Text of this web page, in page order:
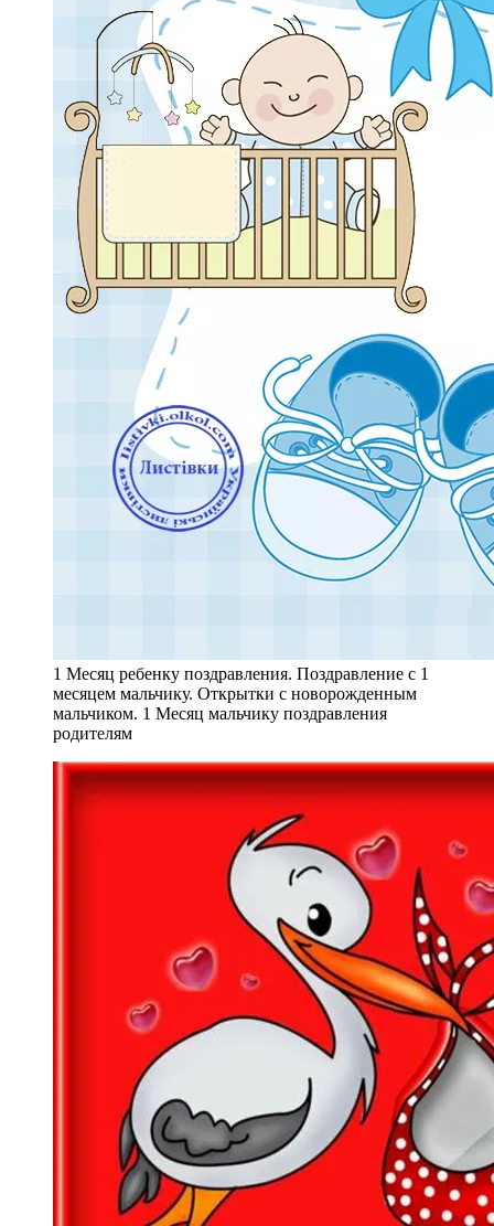
1 Месяц ребенку поздравления. Поздравление с 1
месяцем мальчику. Открытки с новорожденным
мальчиком. 1 Месяц мальчику поздравления
родителям